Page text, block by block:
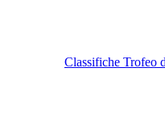
Classifiche Trofeo dei